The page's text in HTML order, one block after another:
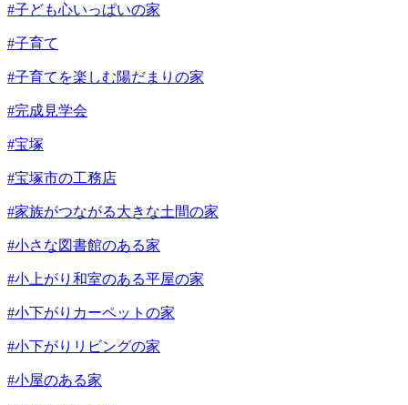
#子ども心いっぱいの家
#子育て
#子育てを楽しむ陽だまりの家
#完成見学会
#宝塚
#宝塚市の工務店
#家族がつながる大きな土間の家
#小さな図書館のある家
#小上がり和室のある平屋の家
#小下がりカーペットの家
#小下がりリビングの家
#小屋のある家